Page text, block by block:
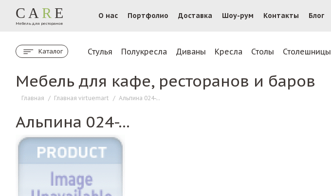
CA R E
Мебель для ресторанов
О нас Портфолио Доставка Шоу-рум Контакты Блог
Каталог Стулья Полукресла Диваны Кресла Столы Столешницы
Мебель для кафе, ресторанов и баров
Главная / Главная virtuemart / Альпина 024-...
Альпина 024-...